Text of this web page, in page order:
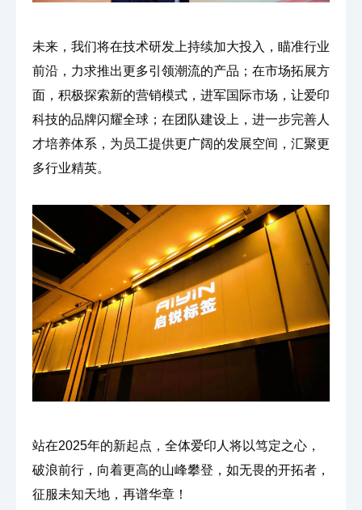
未来，我们将在技术研发上持续加大投入，瞄准行业
前沿，力求推出更多引领潮流的产品；在市场拓展方
面，积极探索新的营销模式，进军国际市场，让爱印
科技的品牌闪耀全球；在团队建设上，进一步完善人
才培养体系，为员工提供更广阔的发展空间，汇聚更
多行业精英。
站在2025年的新起点，全体爱印人将以笃定之心，
破浪前行，向着更高的山峰攀登，如无畏的开拓者，
征服未知天地，再谱华章！